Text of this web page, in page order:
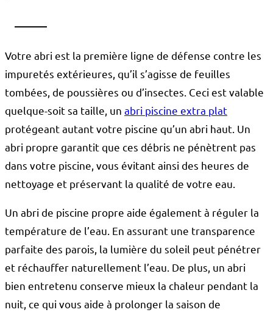
Votre abri est la première ligne de défense contre les
impuretés extérieures, qu’il s’agisse de feuilles
tombées, de poussières ou d’insectes. Ceci est valable
quelque-soit sa taille, un abri piscine extra plat
protégeant autant votre piscine qu’un abri haut. Un
abri propre garantit que ces débris ne pénètrent pas
dans votre piscine, vous évitant ainsi des heures de
nettoyage et préservant la qualité de votre eau.
Un abri de piscine propre aide également à réguler la
température de l’eau. En assurant une transparence
parfaite des parois, la lumière du soleil peut pénétrer
et réchauffer naturellement l’eau. De plus, un abri
bien entretenu conserve mieux la chaleur pendant la
nuit, ce qui vous aide à prolonger la saison de